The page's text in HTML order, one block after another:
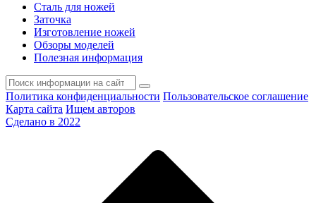
Сталь для ножей
Заточка
Изготовление ножей
Обзоры моделей
Полезная информация
Политика конфиденциальности Пользовательское соглашение
Карта сайта Ищем авторов
Сделано в 2022